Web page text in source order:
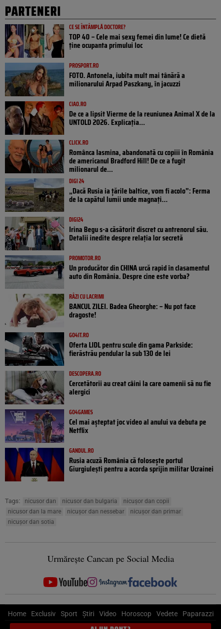
PARTENERI
CE SE ÎNTÂMPLĂ DOCTORE?
TOP 40 – Cele mai sexy femei din lume! Ce dietă
ține ocupanta primului loc
PROSPORT.RO
FOTO. Antonela, iubita mult mai tânără a
milionarului Arpad Paszkany, în jacuzzi
CIAO.RO
De ce a lipsit Vierme de la reuniunea Animal X de la
UNTOLD 2026. Explicația...
CLICK.RO
Românca Iasmina, abandonată cu copiii în România
de americanul Bradford Hill! De ce a fugit
milionarul de...
DIGI 24
„Dacă Rusia ia țările baltice, vom fi acolo”: Ferma
de la capătul lumii unde magnați...
DIGI24
Irina Begu s-a căsătorit discret cu antrenorul său.
Detalii inedite despre relația lor secretă
PROMOTOR.RO
Un producător din CHINA urcă rapid în clasamentul
auto din România. Despre cine este vorba?
RÂZI CU LACRIMI
BANCUL ZILEI. Badea Gheorghe: – Nu pot face
dragoste!
GO4IT.RO
Oferta LIDL pentru scule din gama Parkside:
fierăstrău pendular la sub 130 de lei
DESCOPERA.RO
Cercetătorii au creat câini la care oamenii să nu fie
alergici
GO4GAMES
Cel mai așteptat joc video al anului va debuta pe
Netflix
GANDUL.RO
Rusia acuză România că folosește portul
Giurgiulești pentru a acorda sprijin militar Ucrainei
Tags: nicusor dan nicusor dan bulgaria
nicușor dan copii
nicusor dan la mare
nicușor dan nessebar
nicușor dan primar
nicușor dan sotia
Urmărește Cancan pe Social Media
Home Exclusiv Sport Știri Video Horoscop Vedete Paparazzi